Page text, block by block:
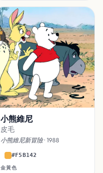
小熊維尼
皮毛
小熊維尼新冒險· 1988
#F5B142
金黃色